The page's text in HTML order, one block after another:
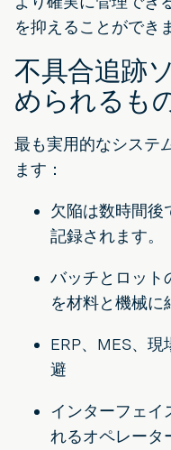
を抑えることができ
不具合追跡
められるも
最も実用的なシステ
ます：
欠陥は数時間後
記録されます。
バッチとロット
を材料と機械に
ERP、MES、
避
インターフェイ
れるオペレータ